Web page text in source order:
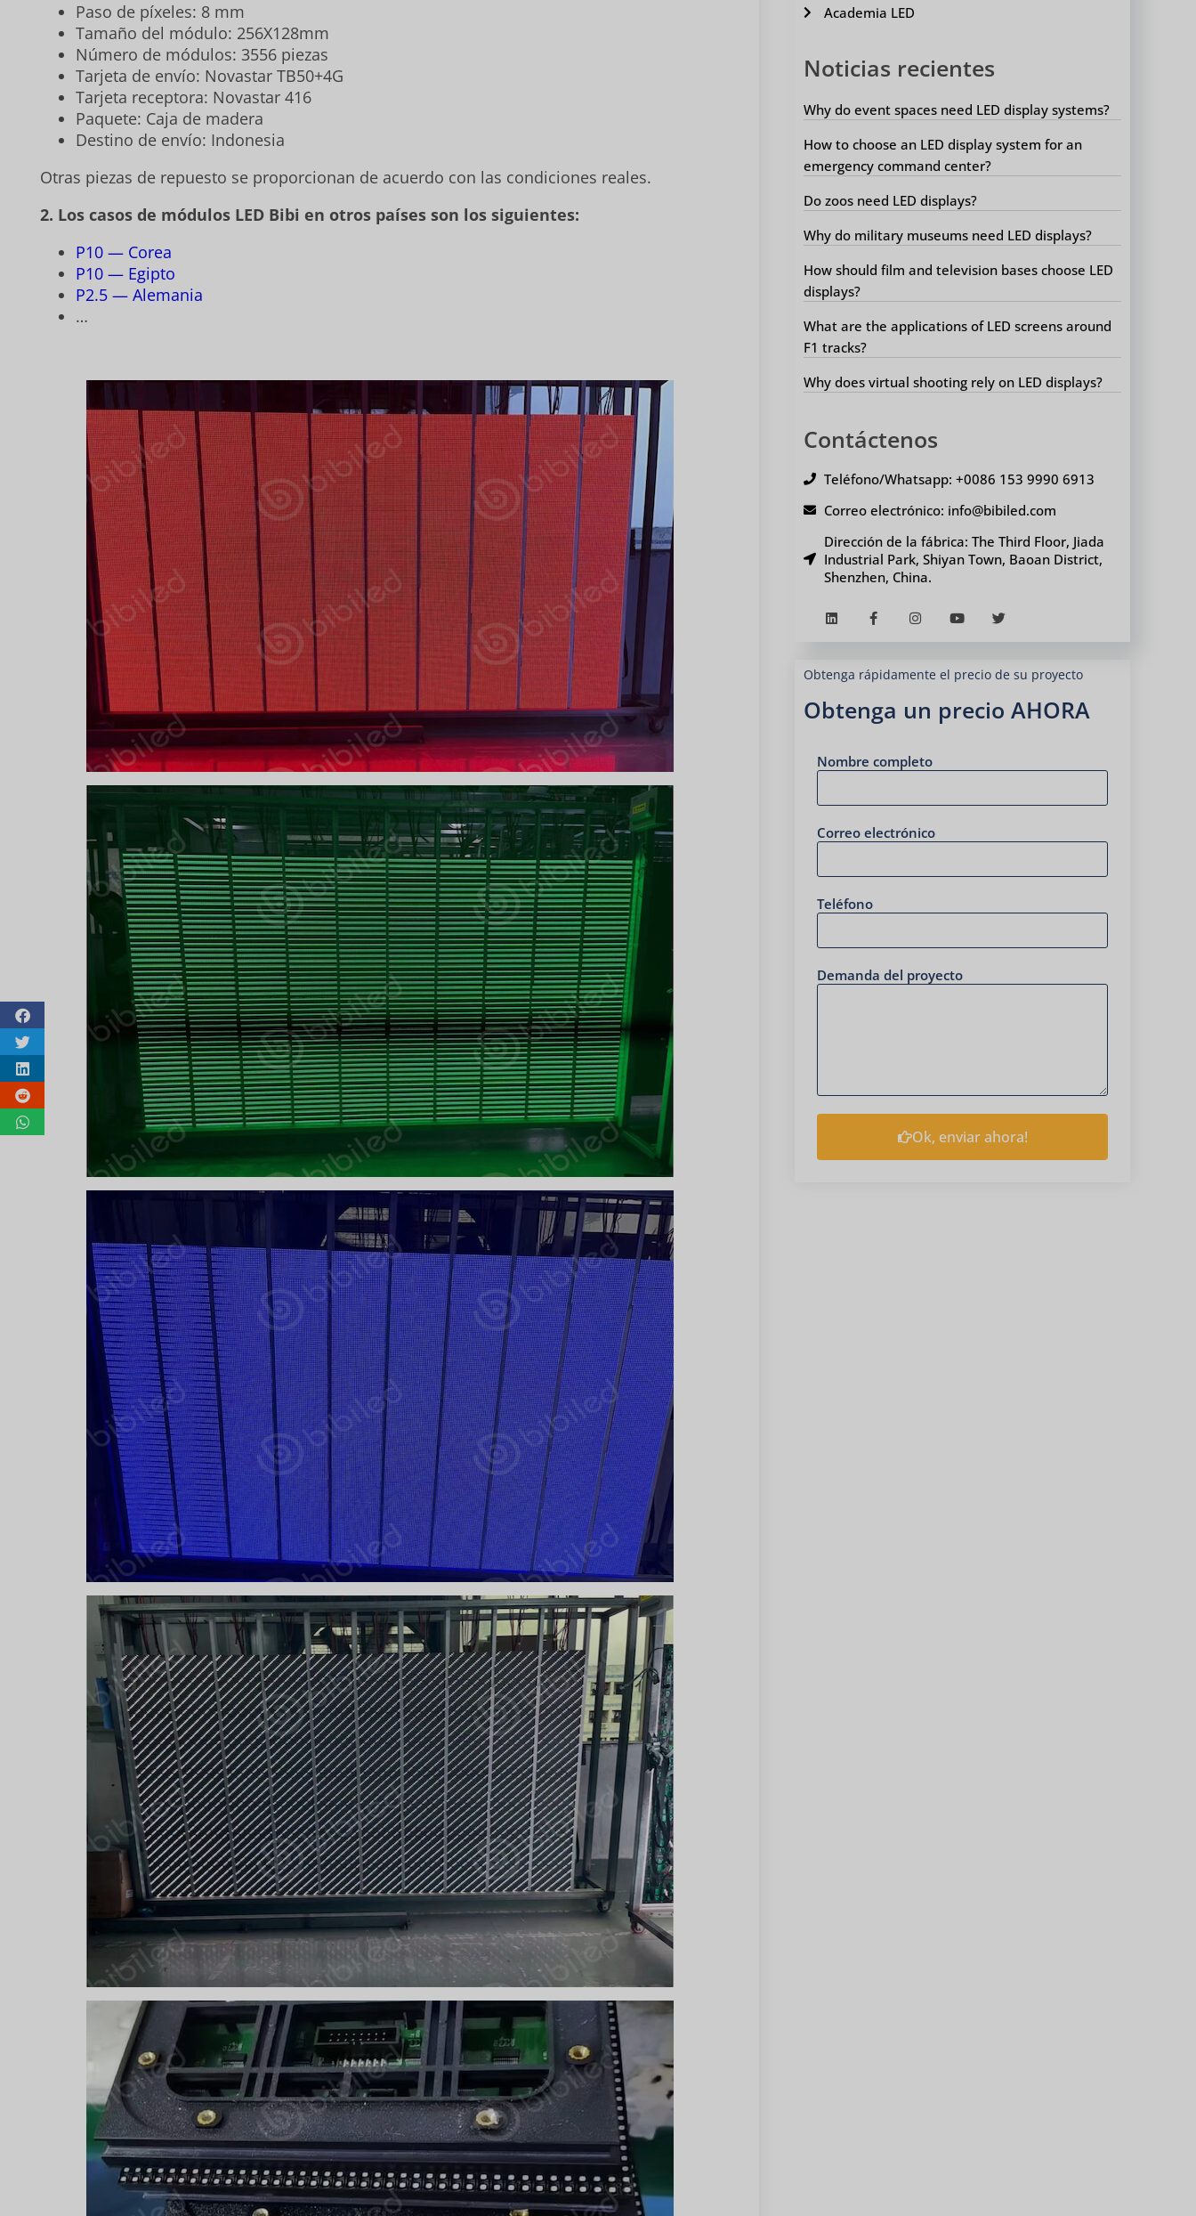
Paso de píxeles: 8 mm
Tamaño del módulo: 256X128mm
Número de módulos: 3556 piezas
Tarjeta de envío: Novastar TB50+4G
Tarjeta receptora: Novastar 416
Paquete: Caja de madera
Destino de envío: Indonesia
Otras piezas de repuesto se proporcionan de acuerdo con las condiciones reales.
2. Los casos de módulos LED Bibi en otros países son los siguientes:
P10 — Corea
P10 — Egipto
P2.5 — Alemania
…
Academia LED
Noticias recientes
Why do event spaces need LED display systems?
How to choose an LED display system for an
emergency command center?
Do zoos need LED displays?
Why do military museums need LED displays?
How should film and television bases choose LED
displays?
What are the applications of LED screens around
F1 tracks?
Why does virtual shooting rely on LED displays?
Contáctenos
Teléfono/Whatsapp: +0086 153 9990 6913
Correo electrónico: info@bibiled.com
Dirección de la fábrica: The Third Floor, Jiada
Industrial Park, Shiyan Town, Baoan District,
Shenzhen, China.
Obtenga rápidamente el precio de su proyecto
Obtenga un precio AHORA
Nombre completo
Correo electrónico
Teléfono
Demanda del proyecto
Ok, enviar ahora!